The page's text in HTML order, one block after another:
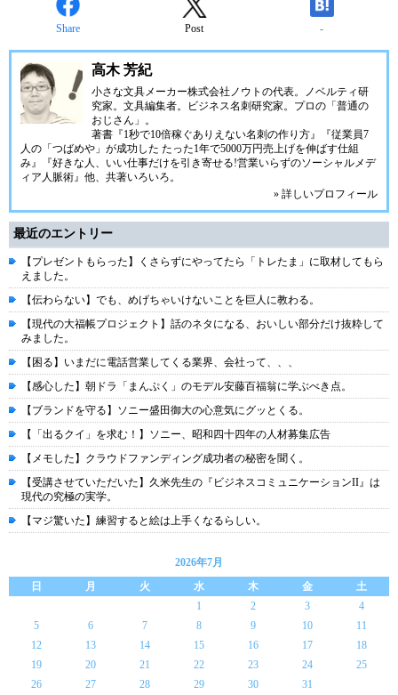
Share Post -
高木 芳紀
小さな文具メーカー株式会社ノウトの代表。ノベルティ研
究家。文具編集者。ビジネス名刺研究家。プロの「普通の
おじさん」。
著書『1秒で10倍稼ぐありえない名刺の作り方』『従業員7
人の「つばめや」が成功した たった1年で5000万円売上げを伸ばす仕組
み』『好きな人、いい仕事だけを引き寄せる!営業いらずのソーシャルメデ
ィア人脈術』他、共著いろいろ。
» 詳しいプロフィール
最近のエントリー
【プレゼントもらった】くさらずにやってたら「トレたま」に取材してもら
えました。
【伝わらない】でも、めげちゃいけないことを巨人に教わる。
【現代の大福帳プロジェクト】話のネタになる、おいしい部分だけ抜粋して
みました。
【困る】いまだに電話営業してくる業界、会社って、、、
【感心した】朝ドラ「まんぷく」のモデル安藤百福翁に学ぶべき点。
【ブランドを守る】ソニー盛田御大の心意気にグッとくる。
【「出るクイ」を求む！】ソニー、昭和四十四年の人材募集広告
【メモした】クラウドファンディング成功者の秘密を聞く。
【受講させていただいた】久米先生の『ビジネスコミュニケーションII』は
現代の究極の実学。
【マジ驚いた】練習すると絵は上手くなるらしい。
2026年7月
日
月 火 水 木 金
土
1
2 3
4
5
6 7 8 9 10
11
12
13 14 15 16 17
18
19
20 21 22 23 24
25
26
27 28 29 30 31